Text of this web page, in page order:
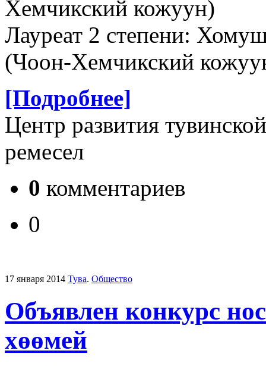
Хемчикский кожуун)
Лауреат 2 степени:
(Чоон-Хемчикский
[Подробнее]
Центр развития
ремесел
0 комментариев
0
17 января 2014 Тува. Общество
Объявлен конкурс
хөөмей